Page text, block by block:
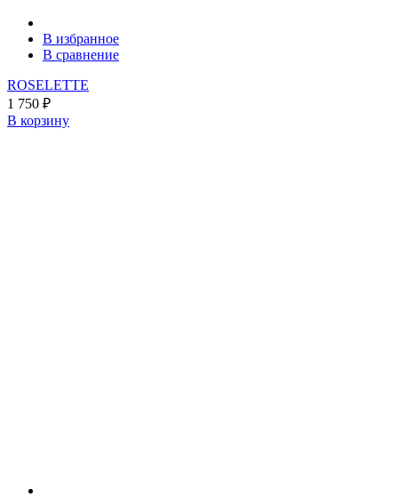
В избранное
В сравнение
ROSELETTE
1 750 ₽
В корзину